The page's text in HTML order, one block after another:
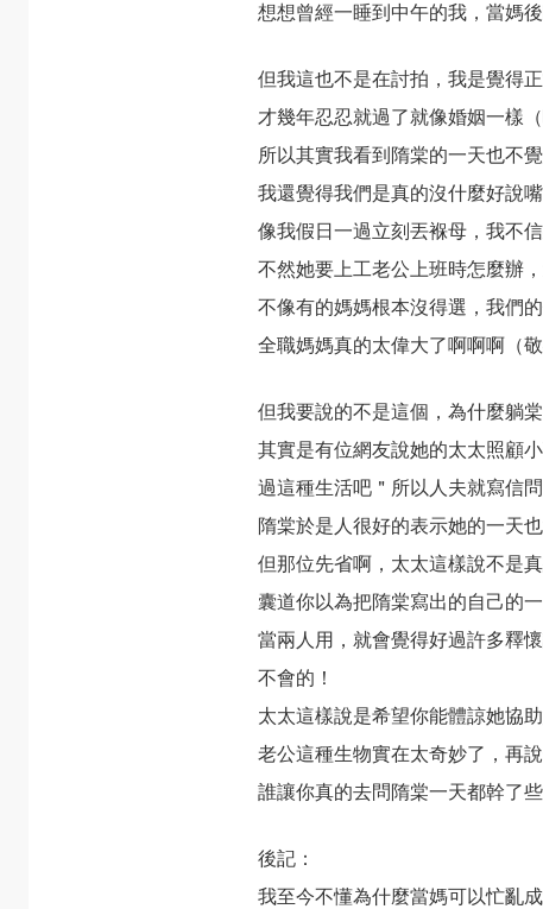
想想曾經一睡到中午的我，當媽
但我這也不是在討拍，我是覺得
才幾年忍忍就過了就像婚姻一樣（
所以其實我看到隋棠的一天也不
我還覺得我們是真的沒什麼好說
像我假日一過立刻丟褓母，我不
不然她要上工老公上班時怎麼辦
不像有的媽媽根本沒得選，我們
全職媽媽真的太偉大了啊啊啊（敬
但我要說的不是這個，為什麼躺
其實是有位網友說她的太太照顧
過這種生活吧＂所以人夫就寫信
隋棠於是人很好的表示她的一天
但那位先省啊，太太這樣說不是
囊道你以為把隋棠寫出的自己的
當兩人用，就會覺得好過許多釋
不會的！
太太這樣說是希望你能體諒她協
老公這種生物實在太奇妙了，再
誰讓你真的去問隋棠一天都幹了
後記：
我至今不懂為什麼當媽可以忙亂